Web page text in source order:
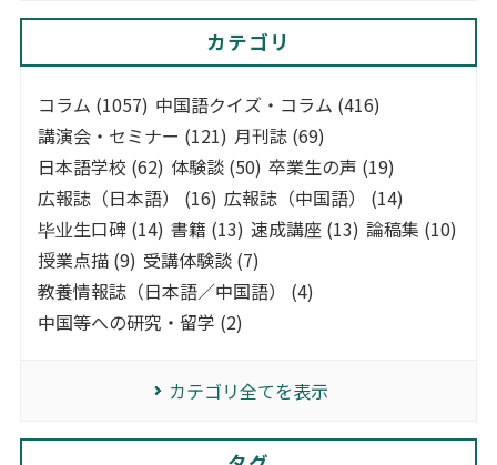
カテゴリ
コラム (1057) 中国語クイズ・コラム (416)
講演会・セミナー (121) 月刊誌 (69)
日本語学校 (62) 体験談 (50) 卒業生の声 (19)
広報誌（日本語） (16) 広報誌（中国語） (14)
毕业生口碑 (14) 書籍 (13) 速成講座 (13) 論稿集 (10)
授業点描 (9) 受講体験談 (7)
教養情報誌（日本語／中国語） (4)
中国等への研究・留学 (2)
カテゴリ全てを表示